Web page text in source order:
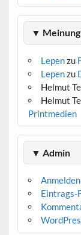
▼ Meinung
Lepenzu
Lepenzu
Helmut
Helmut
Printmedien
▼ Admin
Anmelden
Eintrags-